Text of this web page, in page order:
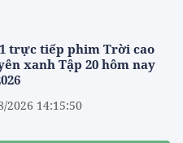
trực tiếp phim Trời cao
xanh Tập 20 hôm nay
2026 14:15:50